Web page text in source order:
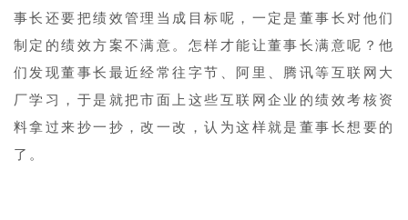
事长还要把绩效管理当成目标呢，一定是董事长对他们
制定的绩效方案不满意。怎样才能让董事长满意呢？他
们发现董事长最近经常往字节、阿里、腾讯等互联网大
厂学习，于是就把市面上这些互联网企业的绩效考核资
料拿过来抄一抄，改一改，认为这样就是董事长想要的
了。